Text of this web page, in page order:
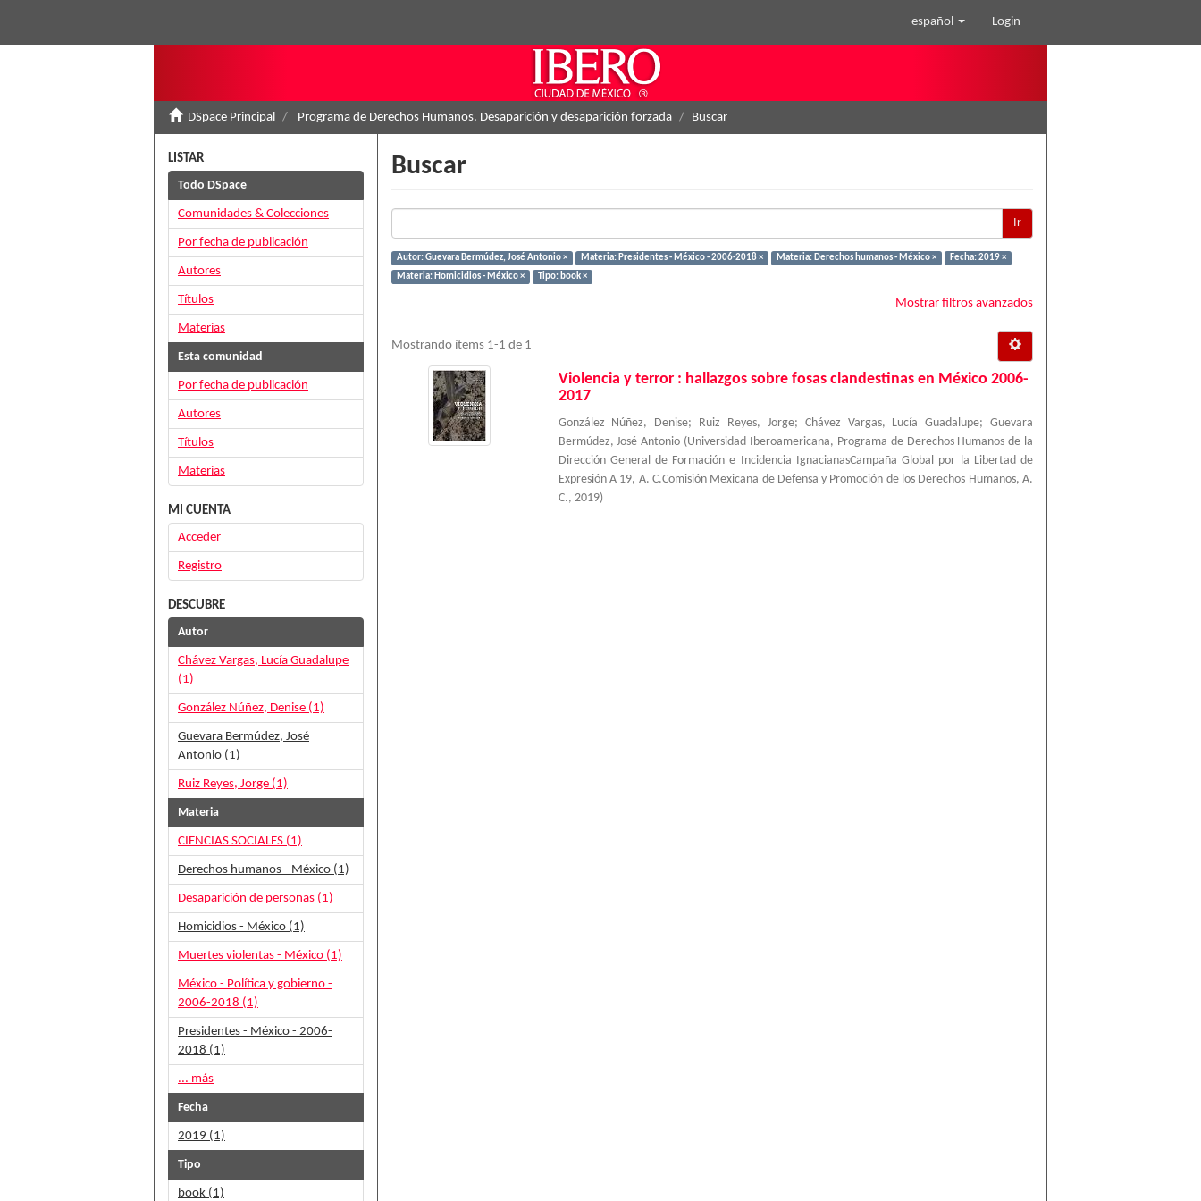
español Login
DSpace Principal Programa de Derechos Humanos. Desaparición y desaparición forzada Buscar
Buscar
Ir
Autor: Guevara Bermúdez, José Antonio × Materia: Presidentes - México - 2006-2018 × Materia: Derechos humanos - México ×
Fecha: 2019 ×
Materia: Homicidios - México ×
Tipo: book ×
Mostrar filtros avanzados
Mostrando ítems 1-1 de 1
Violencia y terror : hallazgos sobre fosas clandestinas en México 2006-
2017
González Núñez, Denise; Ruiz Reyes, Jorge; Chávez Vargas, Lucía Guadalupe;Guevara
Bermúdez, José Antonio (Universidad Iberoamericana, Programa de Derechos Humanos de la
Dirección General de Formación e Incidencia IgnacianasCampaña Global por la Libertad de
Expresión A 19, A. C.Comisión Mexicana de Defensa y Promoción de los Derechos Humanos, A.
C., 2019)
LISTAR
Todo DSpace
Comunidades & Colecciones
Por fecha de publicación
Autores
Títulos
Materias
Esta comunidad
Por fecha de publicación
Autores
Títulos
Materias
MI CUENTA
Acceder
Registro
DESCUBRE
Autor
Chávez Vargas, Lucía Guadalupe
(1)
González Núñez, Denise (1)
Guevara Bermúdez, José
Antonio (1)
Ruiz Reyes, Jorge (1)
Materia
CIENCIAS SOCIALES (1)
Derechos humanos - México (1)
Desaparición de personas (1)
Homicidios - México (1)
Muertes violentas - México (1)
México - Política y gobierno -
2006-2018 (1)
Presidentes - México - 2006-
2018 (1)
... más
Fecha
2019 (1)
Tipo
book (1)